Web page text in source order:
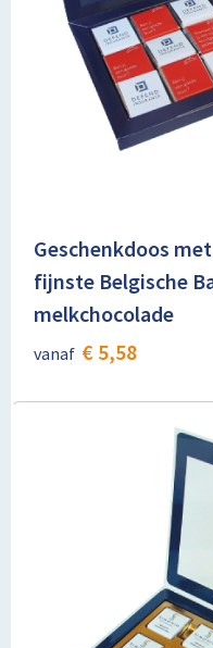
Geschenkdoos
fijnste Belgische
melkchocolade
vanaf € 5,58